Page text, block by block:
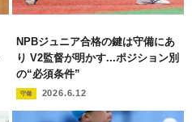
NPBジュニア合格の鍵は守備にあ
り V2監督が明かす...ポジション別
の“必須条件”
守備 2026.6.12